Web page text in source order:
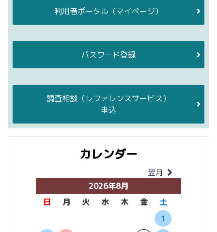
利用者ポータル （マイページ）
パスワード登録
調査相談 （レファレンスサービス）
申込
カレンダー
翌月
2026年8月
日
月 火 水 木 金
土
1